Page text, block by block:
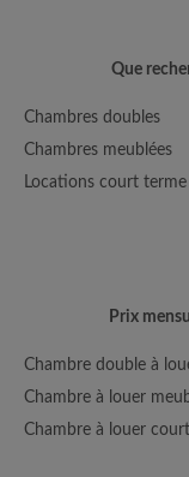
Que
Chambres doubles
Chambres meublées
Locations court terme
Prix
Chambre double à
Chambre à louer
Chambre à louer